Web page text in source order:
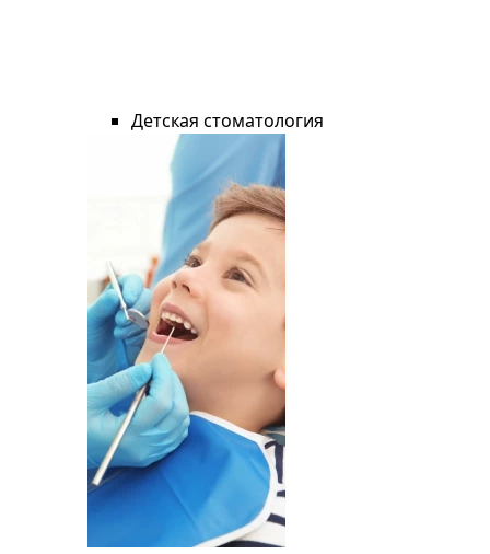
Детская стоматология